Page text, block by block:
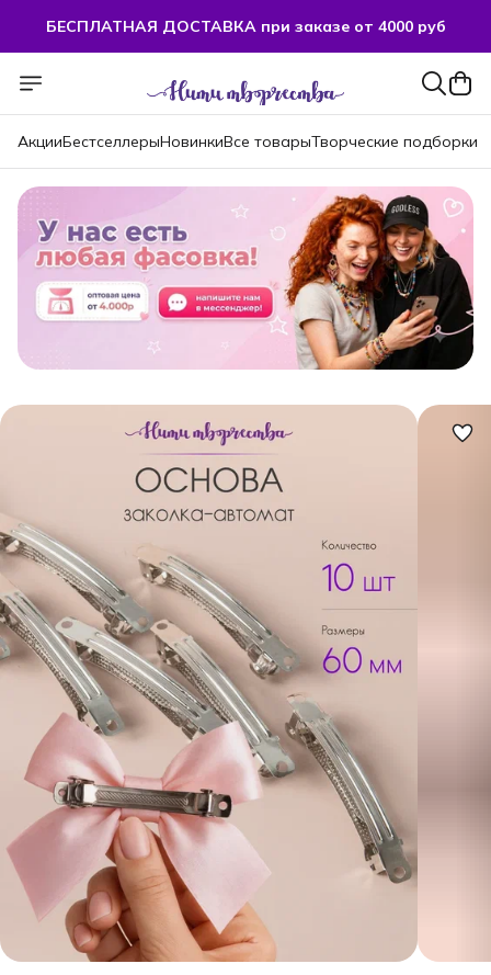
БЕСПЛАТНАЯ ДОСТАВКА при заказе от 4000 руб
АкцииБестселлерыНовинкиВсе товарыТворческие подборки